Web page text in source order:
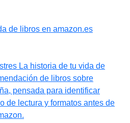
de libros en amazon.es